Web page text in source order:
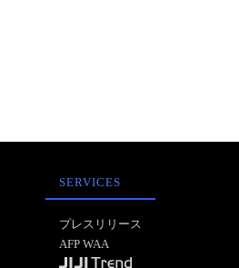
SERVICES
プレスリリース
AFP WAA